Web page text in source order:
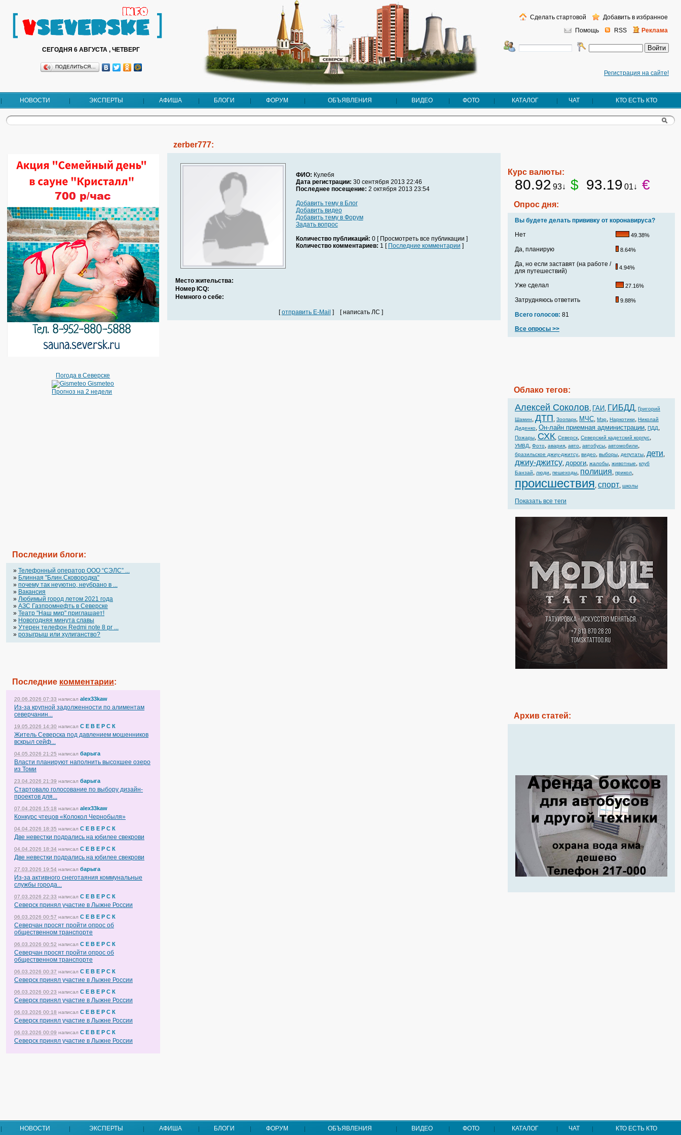
СЕГОДНЯ 6 АВГУСТА , ЧЕТВЕРГ
ПОДЕЛИТЬСЯ…
Регистрация на сайте!
Помощь RSS Реклама
Сделать стартовой Добавить в избранное
НОВОСТИ ЭКСПЕРТЫ АФИША БЛОГИ ФОРУМ ОБЪЯВЛЕНИЯ ВИДЕО ФОТО КАТАЛОГ ЧАТ КТО ЕСТЬ КТО
Погода в Северске
Gismeteo
Прогноз на 2 недели
Последнии блоги:
» Телефонный оператор OOO “СЭЛС” ...
» Блинная "Блин.Сковородка"
» почему так неуютно, неубрано в ...
» Вакансия
» Любимый город летом 2021 года
» АЗС Газпромнефть в Северске
» Театр "Наш мир" приглашает!
» Новогодняя минута славы
» Утерен телефон Redmi note 8 pr ...
» розыгрыш или хулиганство?
Последние комментарии:
20.06.2026 07:33 написал alex33kaw
Из-за крупной задолженности по алиментам
северчанин...
19.05.2026 14:30 написал С Е В Е Р С К
Житель Северска под давлением мошенников
вскрыл сейф...
04.05.2026 21:25 написал барыга
Власти планируют наполнить высохшее озеро
из Томи
23.04.2026 21:39 написал барыга
Стартовало голосование по выбору дизайн-
проектов для...
07.04.2026 15:18 написал alex33kaw
Конкурс чтецов «Колокол Чернобыля»
04.04.2026 18:35 написал С Е В Е Р С К
Две невестки подрались на юбилее свекрови
04.04.2026 18:34 написал С Е В Е Р С К
Две невестки подрались на юбилее свекрови
27.03.2026 19:54 написал барыга
Из-за активного снеготаяния коммунальные
службы города...
07.03.2026 22:33 написал С Е В Е Р С К
Северск принял участие в Лыжне России
06.03.2026 00:57 написал С Е В Е Р С К
Северчан просят пройти опрос об
общественном транспорте
06.03.2026 00:52 написал С Е В Е Р С К
Северчан просят пройти опрос об
общественном транспорте
06.03.2026 00:37 написал С Е В Е Р С К
Северск принял участие в Лыжне России
06.03.2026 00:23 написал С Е В Е Р С К
Северск принял участие в Лыжне России
06.03.2026 00:18 написал С Е В Е Р С К
Северск принял участие в Лыжне России
06.03.2026 00:09 написал С Е В Е Р С К
Северск принял участие в Лыжне России
zerber777:
ФИО: Кулебя
Дата регистрации: 30 сентября 2013 22:46
Последнее посещение: 2 октября 2013 23:54
Добавить тему в Блог
Добавить видео
Добавить тему в Форум
Задать вопрос
Количество публикаций: 0 [ Просмотреть все публикации ]
Количество комментариев: 1 [ Последние комментарии ]
Место жительства:
Номер ICQ:
Немного о себе:
[отправить E-Mail ] [ написать ЛС ]
Курс валюты:
80.92 93↓ $ 93.19 01↓ €
Опрос дня:
Вы будете делать прививку от коронавируса?
Нет
49.38%
Да, планирую 8.64%
Да, но если заставят (на работе /
для путешествий)
4.94%
Уже сделал 27.16%
Затрудняюсь ответить 9.88%
Всего голосов: 81
Все опросы >>
Облако тегов:
Алексей Соколов, ГАИ, ГИБДД, Григорий
Шамин, ДТП, Зоопарк, МЧС, Мэр, Наркотики, Николай
Диденко, Он-лайн приемная администрации, ПДД,
Пожары, СХК, Северск, Северский кадетский корпус,
УМВД, Фото, авария, авто, автобусы, автомобили,
бразильское джиу-джитсу, видео, выборы, депутаты, дети,
джиу-джитсу, дороги, жалобы, животные, клуб
Банзай, люди, пешеходы, полиция, прикол,
происшествия, спорт, школы
Показать все теги
Архив статей:
НОВОСТИ ЭКСПЕРТЫ АФИША БЛОГИ ФОРУМ ОБЪЯВЛЕНИЯ ВИДЕО ФОТО КАТАЛОГ ЧАТ КТО ЕСТЬ КТО